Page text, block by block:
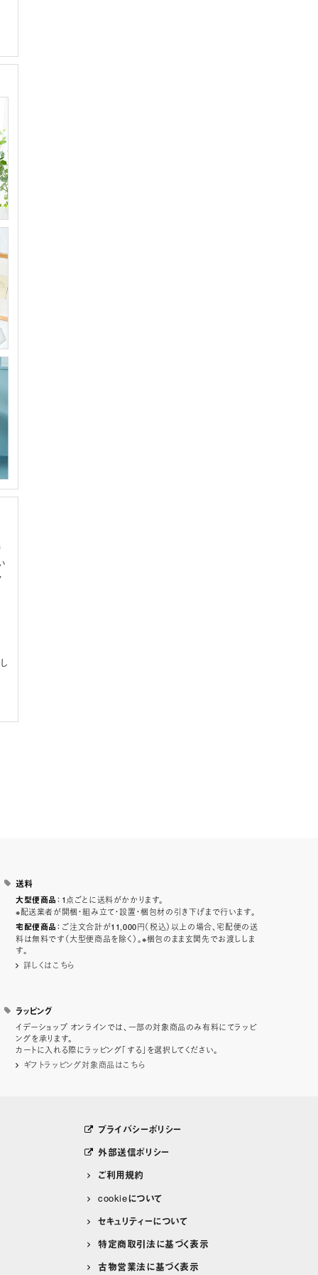
送料
大型便商品 ：1点ごとに送料がかかります。
※配送業者が開梱・組み立て・設置・梱包材の引き下げまで行います。
宅配便商品 ：ご注文合計が11,000円（税込）以上の場合、宅配便の送
料は無料です（大型便商品を除く）。※梱包のまま玄関先でお渡ししま
す。
詳しくはこちら
ラッピング
イデーショップ オンラインでは、一部の対象商品のみ有料にてラッピ
ングを承ります。
カートに入れる際にラッピング「する」を選択してください。
ギフトラッピング対象商品はこちら
プライバシーポリシー
外部送信ポリシー
ご利用規約
cookieについて
セキュリティーについて
特定商取引法に基づく表示
古物営業法に基づく表示